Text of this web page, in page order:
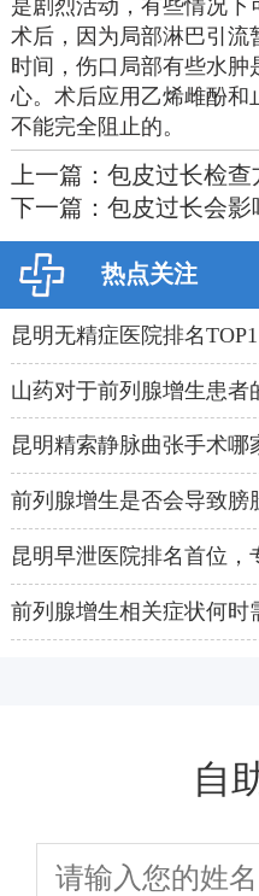
是剧烈活动，有些情况下
术后，因为局部淋巴引流
时间，伤口局部有些水肿
心。术后应用乙烯雌酚和
不能完全阻止的。
上一篇： 包皮过长检查
下一篇： 包皮过长会影
热点关注
昆明无精症医院排名
父亲节！
山药对于前列腺增生患者
昆明精索静脉曲张手术哪
告别疼痛烦恼！
前列腺增生是否会导致膀
昆明早泄医院排名首位，
前列腺增生相关症状何时
自